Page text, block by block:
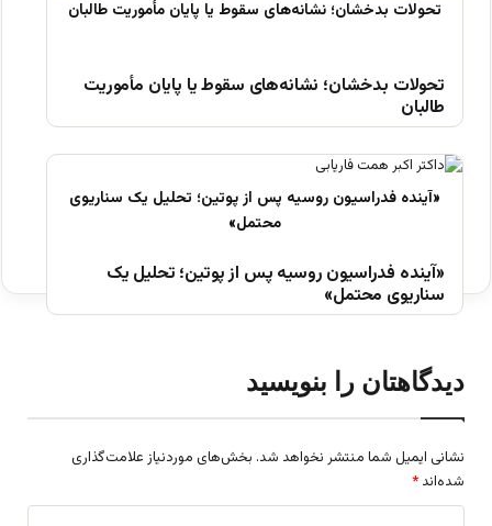
تحولات بدخشان؛ نشانه‌های سقوط یا پایان مأموریت
طالبان
«آینده فدراسیون روسیه پس از پوتین؛ تحلیل یک
سناریوی محتمل»
دیدگاهتان را بنویسید
نشانی ایمیل شما منتشر نخواهد شد. بخش‌های موردنیاز علامت‌گذاری
شده‌اند *